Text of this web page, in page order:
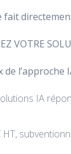
fait
VOTRE
de l’approche
IA
HT,